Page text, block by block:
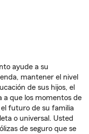
ayude a su
mantener el nivel
de sus hijos, el
a que los momentos de
futuro de su familia
o universal. Usted
de seguro que se